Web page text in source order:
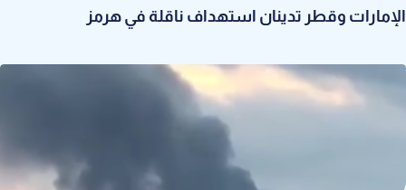
الإمارات وقطر تدينان استهداف ناقلة في هرمز